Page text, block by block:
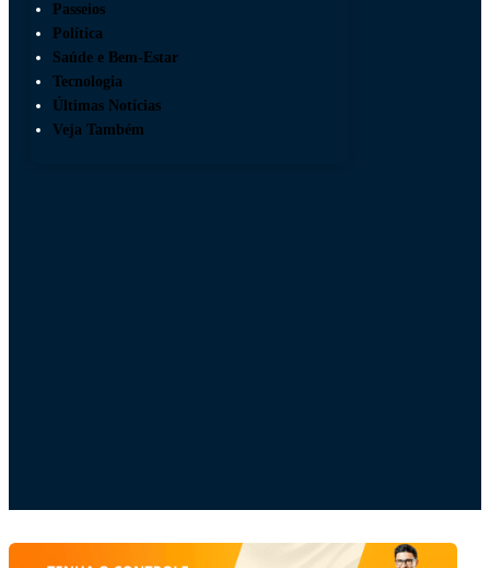
Passeios
Política
Saúde e Bem-Estar
Tecnologia
Últimas Notícias
Veja Também